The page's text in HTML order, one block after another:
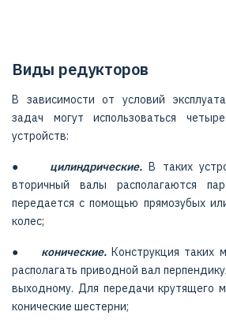
Виды редукторов
В зависимости от условий
задач могут использоваться
устройств:
● цилиндрические.В таких
вторичный валы располагаются
передается с помощью прямозубых
колес;
● конические.Конструкция таких
располагать приводной вал
выходному. Для передачи крутящего
конические шестерни;